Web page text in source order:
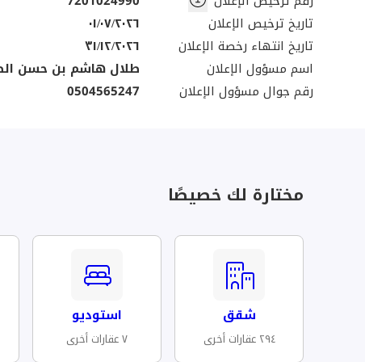
تاريخ ترخيص الإعلان
٠١/٠٧/٢٠٢٦
تاريخ انتهاء رخصة الإعلان
٣١/١٢/٢٠٢٦
اسم مسؤول الإعلان
طلال هاشم بن حسن
رقم جوال مسؤول الإعلان
0504565247
مختارة لك خصيصًا
شقق
٢٩٤ عقارات أخرى
استوديو
٧ عقارات أخرى